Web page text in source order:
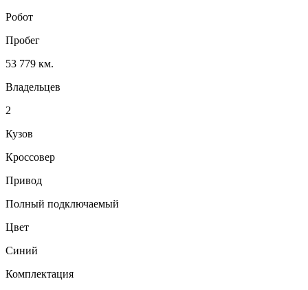
Робот
Пробег
53 779 км.
Владельцев
2
Кузов
Кроссовер
Привод
Полный подключаемый
Цвет
Синий
Комплектация